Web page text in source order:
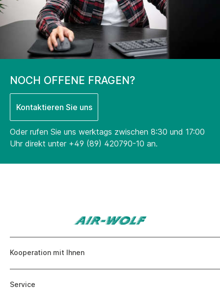
NOCH OFFENE FRAGEN?
Kontaktieren Sie uns
Oder rufen Sie uns werktags zwischen 8:30 und 17:00
Uhr direkt unter +49 (89) 420790-10 an.
Kooperation mit Ihnen
Service